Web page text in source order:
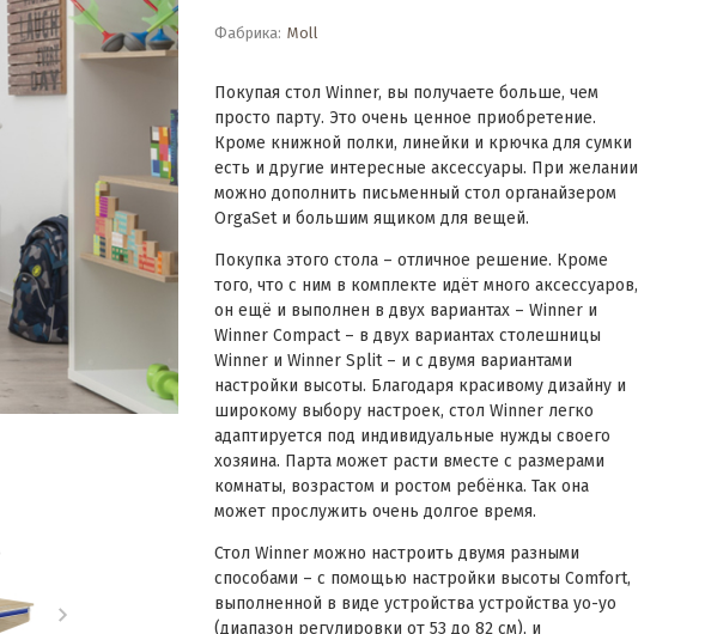
Фабрика: Moll
Покупая стол Winner, вы получаете больше, чем
просто парту. Это очень ценное приобретение.
Кроме книжной полки, линейки и крючка для сумки
есть и другие интересные аксессуары. При желании
можно дополнить письменный стол органайзером
OrgaSet и большим ящиком для вещей.
Покупка этого стола – отличное решение. Кроме
того, что с ним в комплекте идёт много аксессуаров,
он ещё и выполнен в двух вариантах – Winner и
Winner Compact – в двух вариантах столешницы
Winner и Winner Split – и с двумя вариантами
настройки высоты. Благодаря красивому дизайну и
широкому выбору настроек, стол Winner легко
адаптируется под индивидуальные нужды своего
хозяина. Парта может расти вместе с размерами
комнаты, возрастом и ростом ребёнка. Так она
может прослужить очень долгое время.
Стол Winner можно настроить двумя разными
способами – с помощью настройки высоты Comfort,
выполненной в виде устройства устройства yo-yo
(диапазон регулировки от 53 до 82 см), и